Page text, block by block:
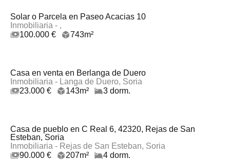
Solar o Parcela en Paseo Acacias 10
Inmobiliaria - ,
100.000 €
743m²
Casa en venta en Berlanga de Duero
Inmobiliaria - Langa de Duero, Soria
23.000 €
143m² 3 dorm.
Casa de pueblo en C Real 6, 42320, Rejas de San
Esteban, Soria
Inmobiliaria - Rejas de San Esteban, Soria
90.000 €
207m² 4 dorm.